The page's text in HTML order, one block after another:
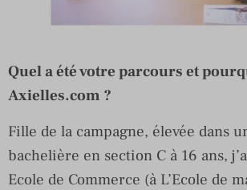
Quel a été votre parcours et
Axielles.com ?
Fille de la campagne, élevée dans
bachelière en section C à 16 ans,
Ecole de Commerce (à L’Ecole de